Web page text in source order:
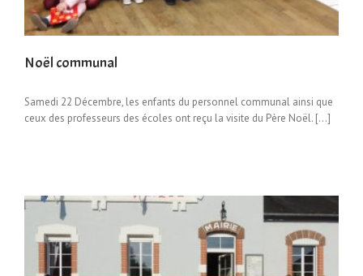
Noël communal
Samedi 22 Décembre, les enfants du personnel communal ainsi que
ceux des professeurs des écoles ont reçu la visite du Père Noël. […]